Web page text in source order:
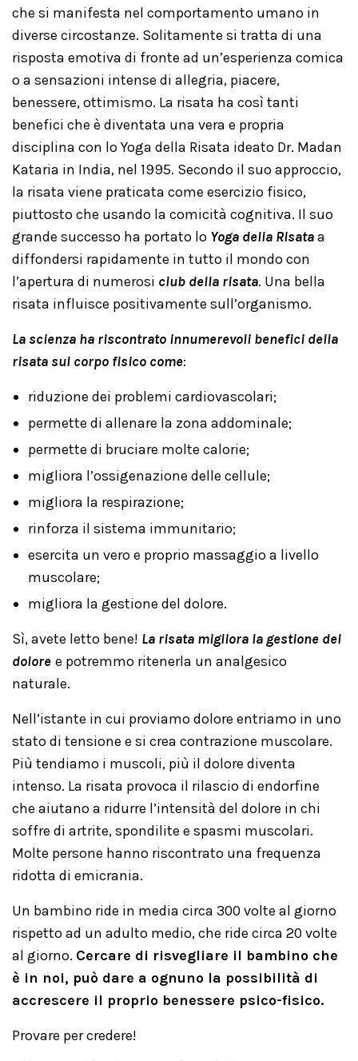
che si manifesta nel comportamento umano in
diverse circostanze. Solitamente si tratta di una
risposta emotiva di fronte ad un’esperienza comica
o a sensazioni intense di allegria, piacere,
benessere, ottimismo. La risata ha così tanti
benefici che è diventata una vera e propria
disciplina con lo Yoga della Risata ideato Dr. Madan
Kataria in India, nel 1995. Secondo il suo approccio,
la risata viene praticata come esercizio fisico,
piuttosto che usando la comicità cognitiva. Il suo
grande successo ha portato lo Yoga della Risataa
diffondersi rapidamente in tutto il mondo con
l’apertura di numerosi club della risata. Una bella
risata influisce positivamente sull’organismo.
La scienza ha riscontrato innumerevoli benefici della
risata sul corpo fisico come:
riduzione dei problemi cardiovascolari;
permette di allenare la zona addominale;
permette di bruciare molte calorie;
migliora l’ossigenazione delle cellule;
migliora la respirazione;
rinforza il sistema immunitario;
esercita un vero e proprio massaggio a livello
muscolare;
migliora la gestione del dolore.
Sì, avete letto bene! La risata migliora la gestione del
dolore e potremmo ritenerla un analgesico
naturale.
Nell’istante in cui proviamo dolore entriamo in uno
stato di tensione e si crea contrazione muscolare.
Più tendiamo i muscoli, più il dolore diventa
intenso. La risata provoca il rilascio di endorfine
che aiutano a ridurre l’intensità del dolore in chi
soffre di artrite, spondilite e spasmi muscolari.
Molte persone hanno riscontrato una frequenza
ridotta di emicrania.
Un bambino ride in media circa 300 volte al giorno
rispetto ad un adulto medio, che ride circa 20 volte
al giorno. Cercare di risvegliare il bambino che
è in noi, può dare a ognuno la possibilità di
accrescere il proprio benessere psico-fisico.
Provare per credere!